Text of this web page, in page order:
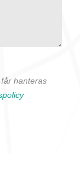
hanteras